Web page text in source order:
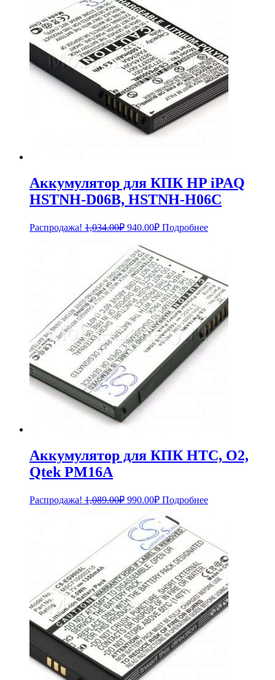
Аккумулятор для КПК HP iPAQ
HSTNH-D06B, HSTNH-H06C
Распродажа! 1,034.00₽ Первоначальная
составляла
1,034.00₽.
940.00₽Текущая
цена:
Подробнее
Аккумулятор для КПК HTC, O2,
Qtek PM16A
Распродажа! 1,089.00₽ Первоначальная
составляла
1,089.00₽.
990.00₽Текущая
цена:
990.00₽.
Подробнее